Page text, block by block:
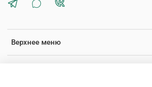
Верхнее меню